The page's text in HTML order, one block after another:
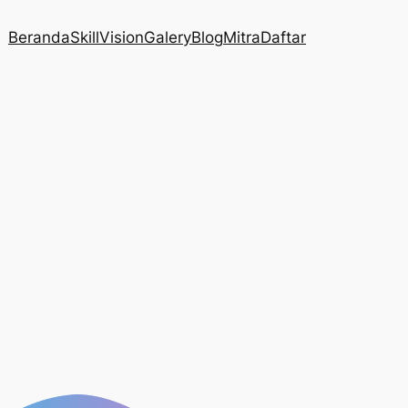
BerandaSkillVisionGaleryBlogMitraDaftar